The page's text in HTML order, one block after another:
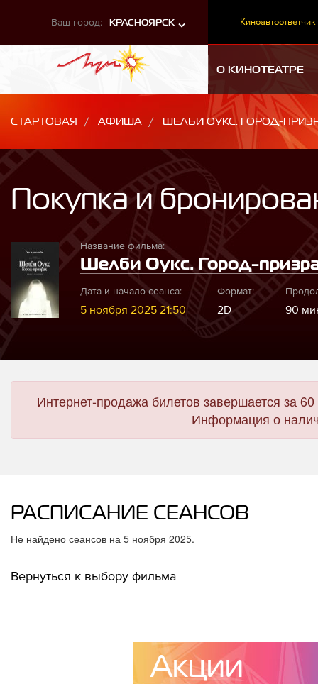
Ваш город: КРАСНОЯРСК Киноавтоответчик
О КИНОТЕАТРЕ
СТАРТОВАЯ АФИША ШЕЛБИ ОУКС. ГОРОД-
Покупка и
Название фильма:
Шелби Оукс. Город-
Дата и начало сеанса:
5 ноября 2025 21:50
Формат:
2D 90
Интернет-продажа билетов завершается за
Информация о
РАСПИСАНИЕ СЕАНСОВ
Не найдено сеансов на 5 ноября 2025.
Вернуться к выбору фильма
Акции